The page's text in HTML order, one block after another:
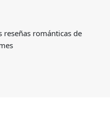
reseñas románticas de